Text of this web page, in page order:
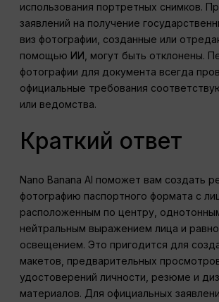
использования портретных снимков.
заявлений на получение
виз фотографии, созданные или
помощью ИИ, могут быть отклонены.
фотографии для документа всегда
официальные требования
или ведомства.
Краткий ответ
Nano Banana AI поможет вам создать
фотографию паспортного формата с
расположенным по центру,
нейтральным выражением лица и
освещением. Это пригодится для
макетов, предварительных
удостоверений личности, резюме и
материалов. Для официальных